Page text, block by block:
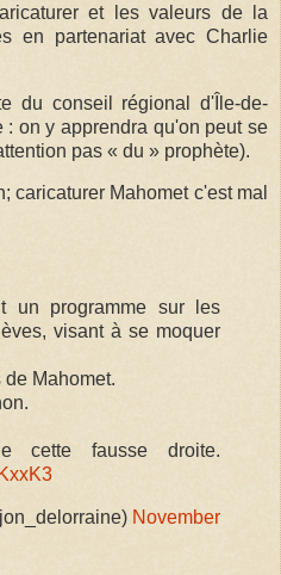
et les valeurs de la
en partenariat avec Charlie
du conseil régional d'Île-de-
: on y apprendra qu'on peut se
pas « du » prophète).
caricaturer Mahomet c'est mal
un programme sur les
visant à se moquer
Mahomet.
cette fausse droite.
November